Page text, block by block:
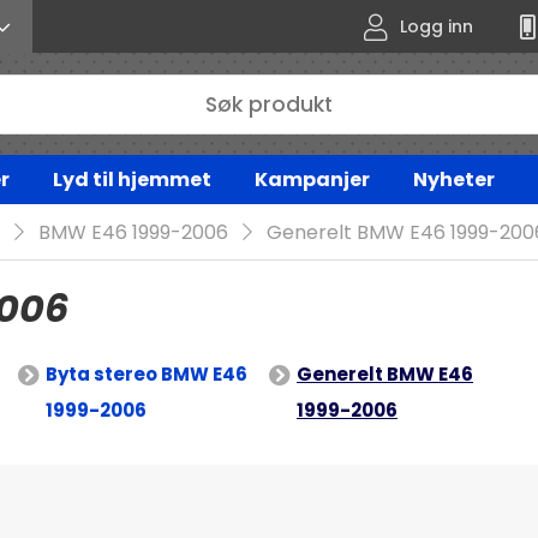
Logg inn
Lyd til hjemmet Kampanjer Nyheter
BMW E46 1999-2006 Generelt BMW E46 1999-
Byta stereo BMW E46
1999-2006
Generelt BMW E46
1999-2006